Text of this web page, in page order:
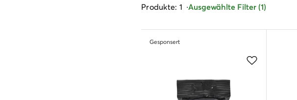
Produkte: 1 Ausgewählte Filter (1)
Gesponsert